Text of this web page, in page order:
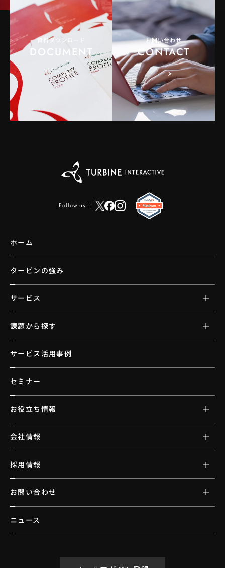
資料ダウンロード
DOCUMENT
お問い合わせ
CONTACT
Follow us
ホーム
タービンの強み
サービス
課題から探す
サービス活用事例
セミナー
お役立ち情報
会社情報
採用情報
お問い合わせ
ニュース